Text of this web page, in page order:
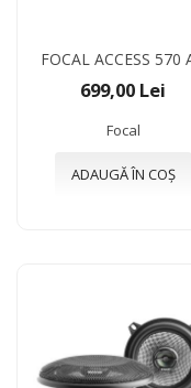
FOCAL ACCESS 570
699,00 Lei
Focal
ADAUGĂ ÎN COȘ